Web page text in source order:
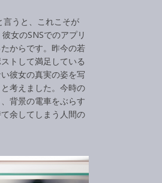
うと、これこそが
女のSNSでのアプリ
からです。昨今の若
トして満足している
彼女の真実の姿を写
考えました。今時の
背景の電車をぶらす
余してしまう人間の